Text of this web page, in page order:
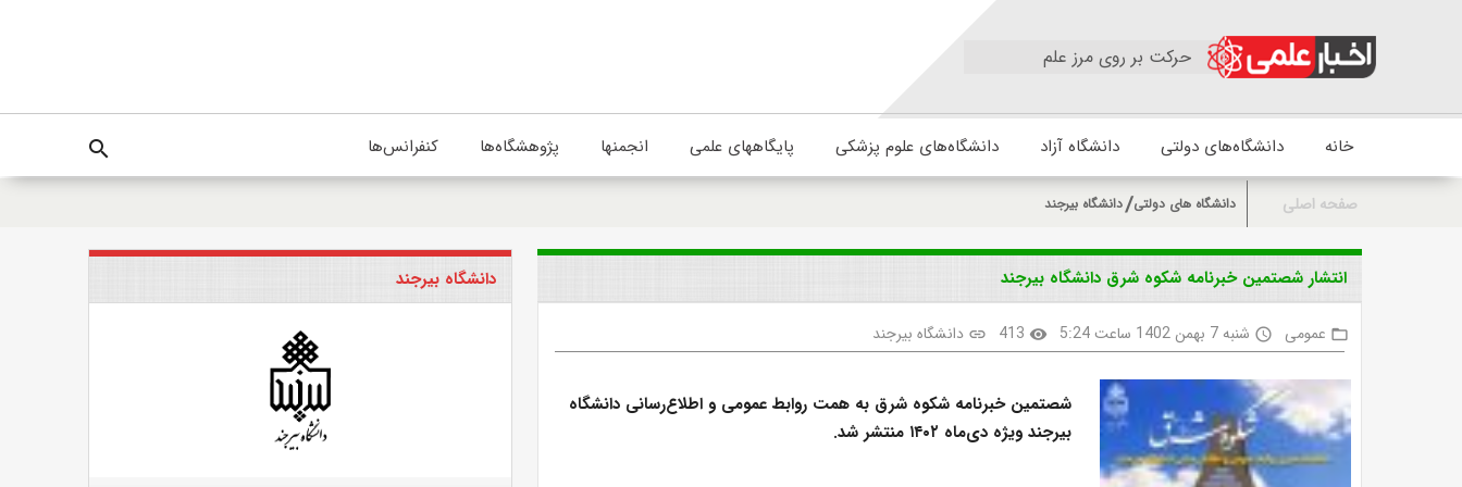
حرکت بر روی مرز علم
خانه دانشگاه‌های دولتی دانشگاه آزاد دانشگاه‌های علوم پزشکی پایگاههای علمی انجمنها پژوهشگاه‌ها کنفرانس‌ها search
صفحه اصلی دانشگاه های دولتی دانشگاه بیرجند
انتشار شصتمین خبرنامه شکوه شرق دانشگاه بیرجند
folder_open عمومی access_time شنبه 7 بهمن 1402 ساعت 5:24 visibility
413
link دانشگاه بیرجند
شصتمین خبرنامه شکوه شرق به همت روابط عمومی و اطلاع‌رسانی دانشگاه
بیرجند ویژه دی‌ماه ۱۴۰۲ منتشر شد.
دانشگاه بیرجند